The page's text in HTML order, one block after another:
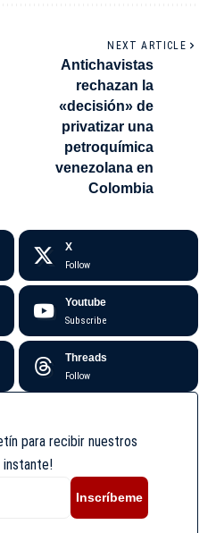
NEXT ARTICLE
Antichavistas
rechazan la
«decisión» de
privatizar una
petroquímica
venezolana en
Colombia
X
Follow
Youtube
Subscribe
Threads
Follow
para recibir nuestros
instante!
Inscríbeme